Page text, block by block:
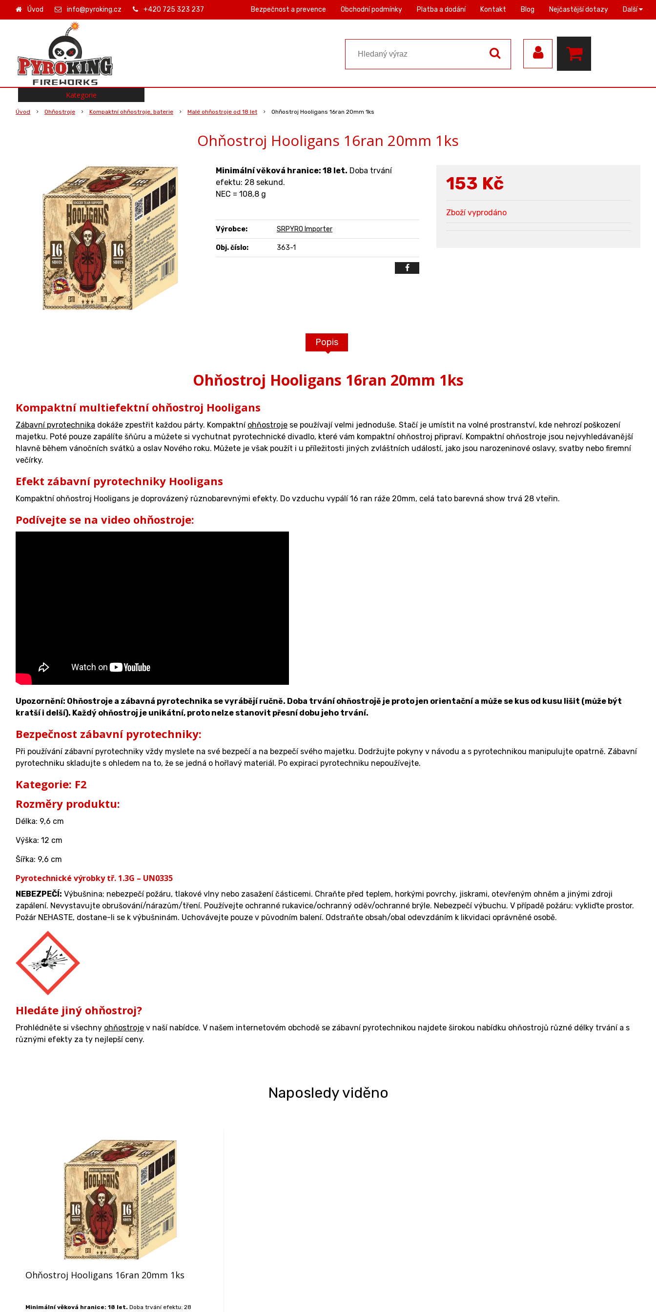
Úvod info@pyroking.cz +420 725 323 237 Bezpečnost a prevence Obchodní podmínky Platba a dodání Kontakt Blog Nejčastější dotazy Další
Úvod Ohňostroje Kompaktní ohňostroje, baterie Malé ohňostroje od 18 let Ohňostroj Hooligans 16ran 20mm 1ks
Ohňostroj Hooligans 16ran 20mm 1ks
153 Kč
Zboží vyprodáno
Minimální věková hranice: 18 let. Doba trvání
efektu: 28 sekund.
NEC = 108,8 g
Výrobce: SRPYRO Importer
Obj. číslo: 363-1
Popis
Ohňostroj Hooligans 16ran 20mm 1ks
Kompaktní multiefektní ohňostroj Hooligans
Zábavní pyrotechnika dokáže zpestřit každou párty. Kompaktní ohňostroje se používají velmi jednoduše. Stačí je umístit na volné prostranství, kde nehrozí poškození
majetku. Poté pouze zapálíte šňůru a můžete si vychutnat pyrotechnické divadlo, které vám kompaktní ohňostroj připraví. Kompaktní ohňostroje jsou nejvyhledávanější
hlavně během vánočních svátků a oslav Nového roku. Můžete je však použít i u příležitosti jiných zvláštních událostí, jako jsou narozeninové oslavy, svatby nebo firemní
večírky.
Efekt zábavní pyrotechniky Hooligans
Kompaktní ohňostroj Hooligans je doprovázený různobarevnými efekty. Do vzduchu vypálí 16 ran ráže 20mm, celá tato barevná show trvá 28 vteřin.
Podívejte se na video ohňostroje:
Upozornění: Ohňostroje a zábavná pyrotechnika se vyrábějí ručně. Doba trvání ohňostrojě je proto jen orientační a může se kus od kusu lišit (může být
kratší i delší). Každý ohňostroj je unikátní, proto nelze stanovit přesní dobu jeho trvání.
Bezpečnost zábavní pyrotechniky:
Při používání zábavní pyrotechniky vždy myslete na své bezpečí a na bezpečí svého majetku. Dodržujte pokyny v návodu a s pyrotechnikou manipulujte opatrně. Zábavní
pyrotechniku skladujte s ohledem na to, že se jedná o hořlavý materiál. Po expiraci pyrotechniku nepoužívejte.
Kategorie: F2
Rozměry produktu:
Délka: 9,6 cm
Výška: 12 cm
Šířka: 9,6 cm
Pyrotechnické výrobky tř. 1.3G – UN0335
NEBEZPEČÍ: Výbušnina; nebezpečí požáru, tlakové vlny nebo zasažení částicemi. Chraňte před teplem, horkými povrchy, jiskrami, otevřeným ohněm a jinými zdroji
zapálení. Nevystavujte obrušování/nárazům/tření. Používejte ochranné rukavice/ochranný oděv/ochranné brýle. Nebezpečí výbuchu. V případě požáru: vykliďte prostor.
Požár NEHASTE, dostane-li se k výbušninám. Uchovávejte pouze v původním balení. Odstraňte obsah/obal odevzdáním k likvidaci oprávněné osobě.
Hledáte jiný ohňostroj?
Prohlédněte si všechny ohňostroje v naší nabídce. V našem internetovém obchodě se zábavní pyrotechnikou najdete širokou nabídku ohňostrojů různé délky trvání a s
různými efekty za ty nejlepší ceny.
Naposledy viděno
Ohňostroj Hooligans 16ran 20mm 1ks
Minimální věková hranice: 18 let. Doba trvání efektu: 28
Kategorie